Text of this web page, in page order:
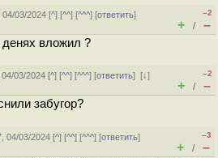
04/03/2024 [^] [^^] [^^^] [ответить]
–2
+ / –
денях вложил ?
03/2024 [^] [^^] [^^^] [ответить][↓]
–2
+ / –
забугор?
04/03/2024 [^] [^^] [^^^] [ответить]
–3
+ / –